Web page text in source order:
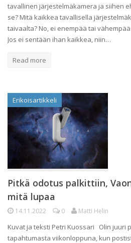
tavallinen järjestelmäkamera ja siihen
se? Mitä kaikkea tavallisella
taivaalta? No, ei enempää tai
Jos ei sentään ihan kaikkea, niin…
Read more
Erikoisartikkeli
Pitkä odotus palkittiin,
mitä lupaa
14.11.2022 0 Matti Helin
Kuvat ja teksti Petri Kuossari Olin juuri
tapahtumasta viikonloppuna, kun